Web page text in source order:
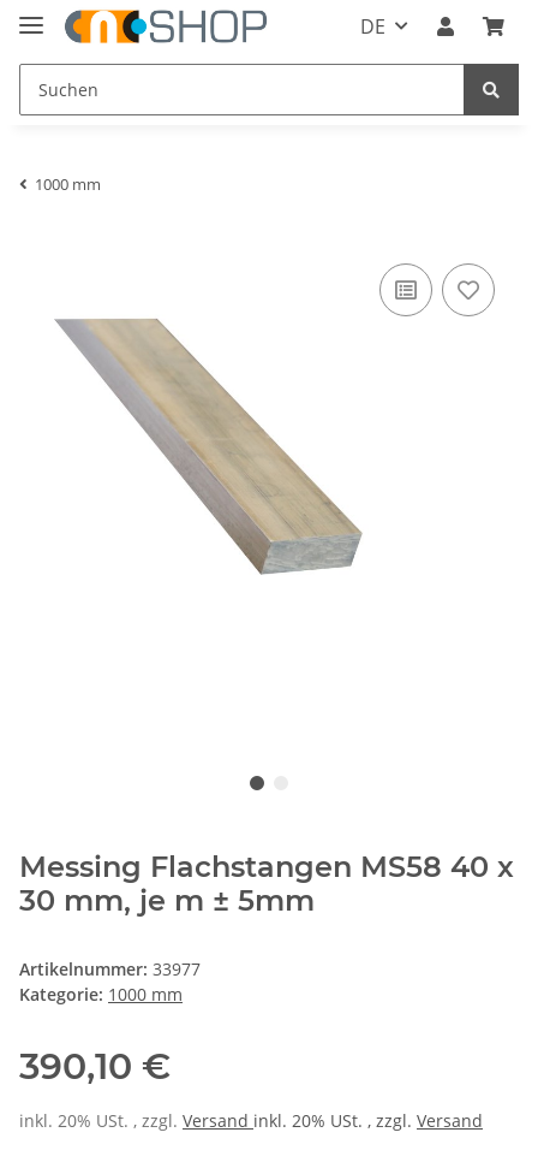
DE
1000 mm
Messing Flachstangen MS58 40 x
30 mm, je m ± 5mm
Artikelnummer: 33977
Kategorie: 1000 mm
390,10 €
inkl. 20% USt. , zzgl. Versand inkl. 20% USt. , zzgl. Versand